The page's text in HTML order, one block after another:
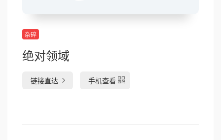
杂碎
绝对领域
链接直达 手机查看